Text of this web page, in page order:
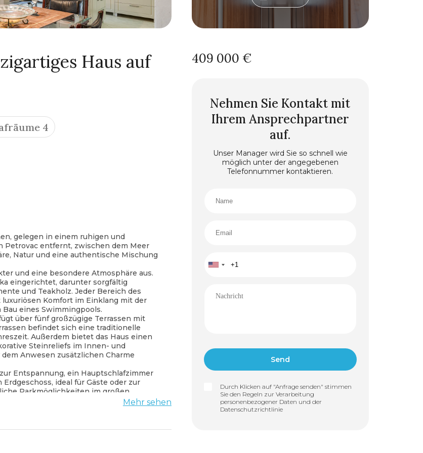
Haus auf
4
gelegen in einem ruhigen und
Petrovac entfernt, zwischen dem Meer
Natur und eine authentische Mischung
und eine besondere Atmosphäre aus.
eingerichtet, darunter sorgfältig
und Teakholz. Jeder Bereich des
Komfort im Einklang mit der
eines Swimmingpools.
über fünf großzügige Terrassen mit
befindet sich eine traditionelle
Außerdem bietet das Haus einen
Steinreliefs im Innen- und
Anwesen zusätzlichen Charme
Entspannung, ein Hauptschlafzimmer
ideal für Gäste oder zur
Parkmöglichkeiten im großen
Mehr sehen
409 000 €
Nehmen Sie Kontakt mit
Ihrem Ansprechpartner
auf.
Unser Manager wird Sie so schnell wie
möglich unter der angegebenen
Telefonnummer kontaktieren.
Durch Klicken auf "Anfrage senden" stimmen
Sie den Regeln zur Verarbeitung
personenbezogener Daten und der
Datenschutzrichtlinie